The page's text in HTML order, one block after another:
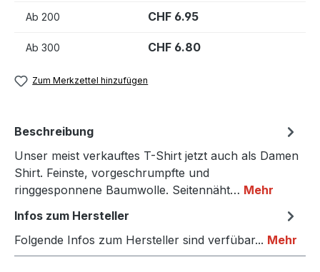
Ab 200 CHF 6.95
Ab 300 CHF 6.80
Zum Merkzettel hinzufügen
Beschreibung
Unser meist verkauftes T-Shirt jetzt auch als Damen
Shirt. Feinste, vorgeschrumpfte und
ringgesponnene Baumwolle. Seitennäht… Mehr
Infos zum Hersteller
Folgende Infos zum Hersteller sind verfübar... Mehr